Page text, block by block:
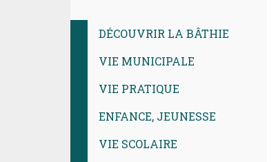
DÉCOUVRIR LA BÂTHIE
VIE MUNICIPALE
VIE PRATIQUE
ENFANCE, JEUNESSE
VIE SCOLAIRE